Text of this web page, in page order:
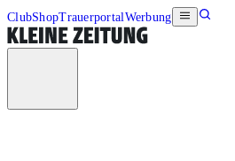
ClubShopTrauerportalWerbung